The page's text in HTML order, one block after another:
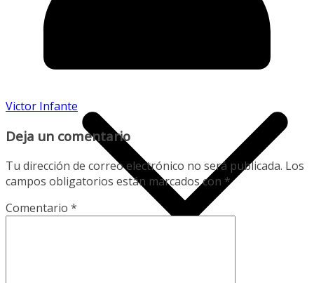
Victor Infante
Deja un comentario
Tu dirección de correo electrónico no será publicada. Los
campos obligatorios están marcados con *
Comentario *